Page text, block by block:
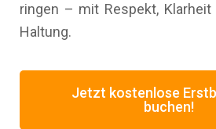
ringen – mit Respekt,
Haltung.
Jetzt kostenlose
buchen!